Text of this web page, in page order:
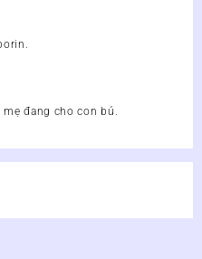
đang cho con bú.